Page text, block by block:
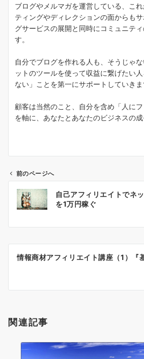
ブログやメルマガを運営している、こ
ティングやディレクションの面からも
グサービスの展開と同時にコミュニテ
す。
自分でブログを作れる人も、そうじゃ
ットのツールを使って収益に繋げたい
ない」ことを第一にサポートしていきま
顧客は当然のこと、自分を含め「人に
を軸に、あなたとあなたのビジネスの成
投
稿
ゲ
ン
前のページへ
自己アフィリエイトでネ
を1万円稼ぐ
情報商材アフィリエイト講座（1）『
関連記事